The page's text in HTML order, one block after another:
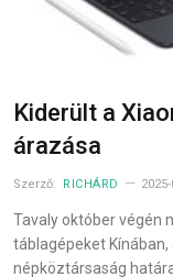
Kiderült a
árazása
Szerző: RICHÁRD
Tavaly október végén
táblagépeket
népköztársaság